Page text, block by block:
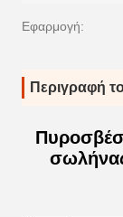
Εφαρμογή:
Περιγραφή